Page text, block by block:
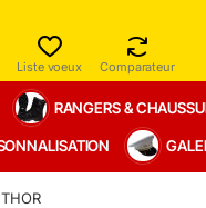
Liste voeux Comparateur
RANGERS &